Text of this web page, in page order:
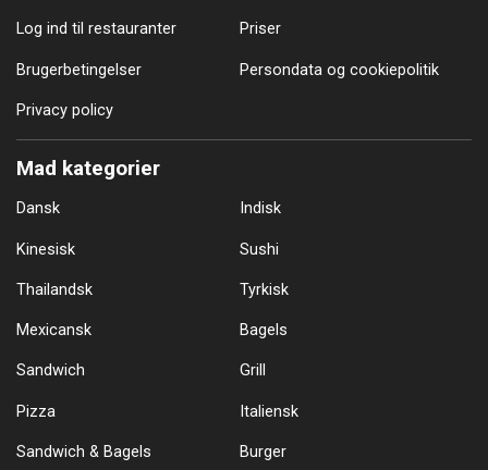
Log ind til restauranter Priser
Brugerbetingelser Persondata og cookiepolitik
Privacy policy
Mad kategorier
Dansk Indisk
Kinesisk Sushi
Thailandsk Tyrkisk
Mexicansk Bagels
Sandwich Grill
Pizza Italiensk
Sandwich & Bagels Burger